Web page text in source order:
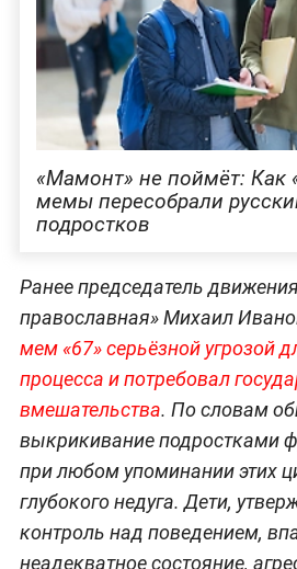
«Мамонт» не поймёт: Как
мемы пересобрали
подростков
Ранее председатель
православная» Михаил
мем «67» серьёзной угрозой
процесса и потребовал
вмешательства. По словам
выкрикивание подростками
при любом упоминании этих
глубокого недуга. Дети,
контроль над поведением,
неадекватное состояние,